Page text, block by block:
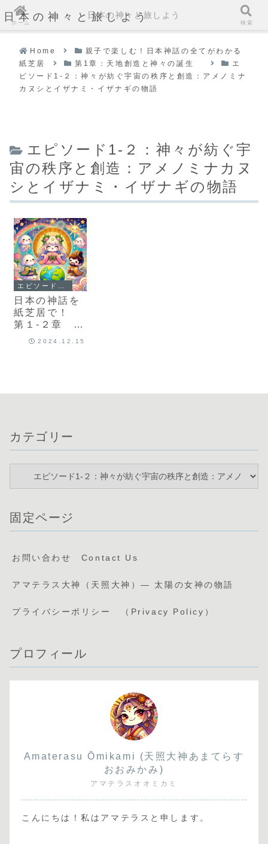
日本の神々と旅しよう
Home
親子で楽しむ！日本神話の全てがわかる
紙芝居
第1章：天地創造と神々の誕生
エ
ピソード1-２：神々が紡ぐ宇宙の秩序と創造：アメノミナ
カヌシとイザナミ・イザナギの物語
エピソード1-２：神々が紡ぐ宇
宙の秩序と創造：アメノミナカヌ
シとイザナミ・イザナギの物語
日本の神話を
紙芝居で！
第１-２章
神々が紡ぐ宇
ナギの物語
Japanese
Mythology:
Minakanushi
, Izanami,
2024.12.15
カテゴリー
固定ページ
お問い合わせ Contact Us
アマテラス大神（天照大神）— 太陽の女神の物語
プライバシーポリシー （Privacy Policy）
プロフィール
Amaterasu Ōmikami (天照大神あまてらす
おおみかみ)
アマテラスオオミカミ
こんにちは！私はアマテラスと申します。
ホーム
日本の神々と旅しよう
検索